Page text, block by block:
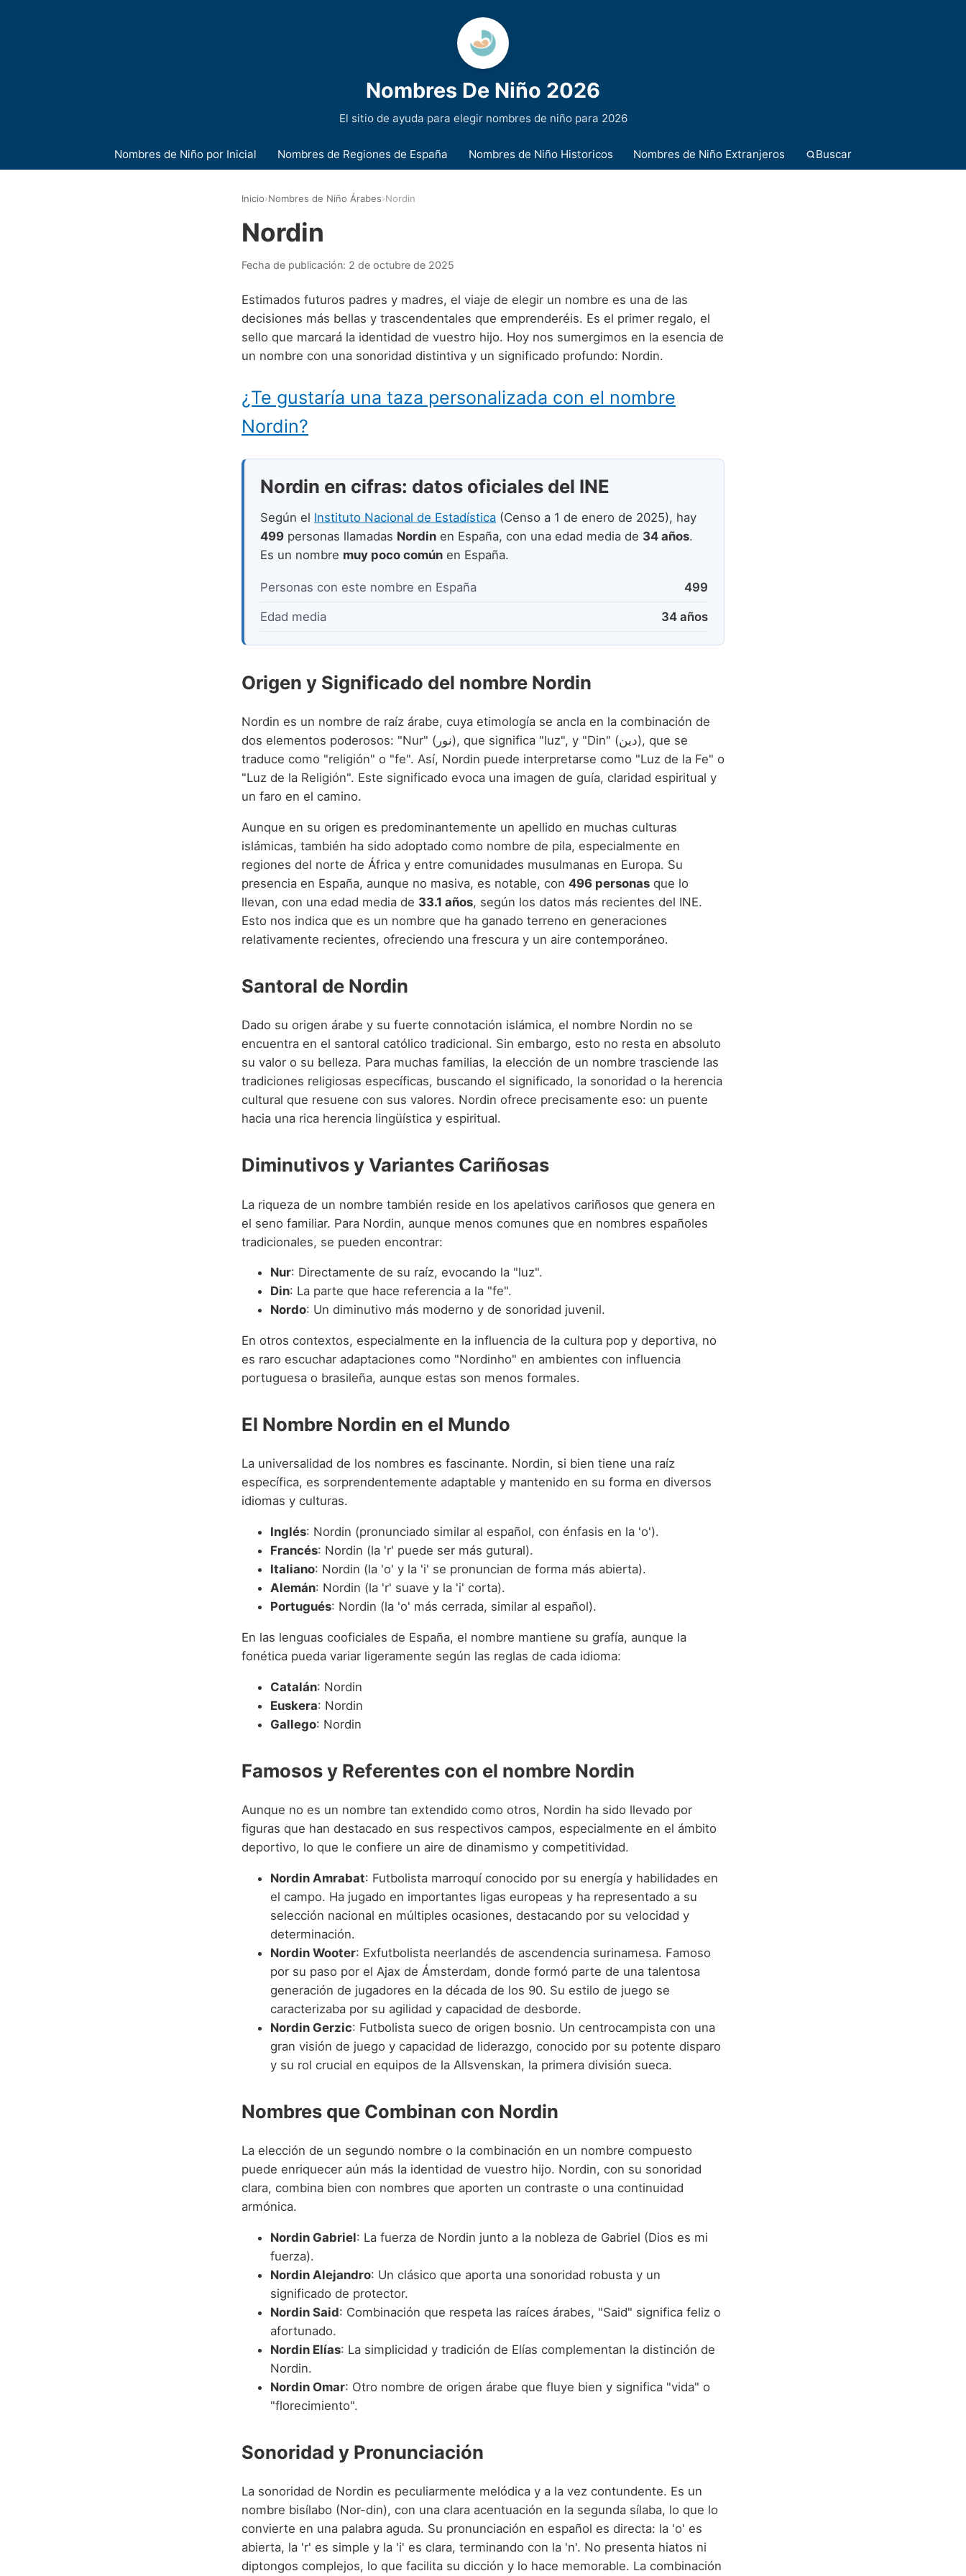
Nombres De Niño 2026
El sitio de ayuda para elegir nombres de niño para 2026
Nombres de Niño por Inicial Nombres de Regiones de España Nombres de Niño Historicos Nombres de Niño Extranjeros Buscar
Inicio›Nombres de Niño Árabes›Nordin
Nordin
Fecha de publicación: 2 de octubre de 2025
Estimados futuros padres y madres, el viaje de elegir un nombre es una de las
decisiones más bellas y trascendentales que emprenderéis. Es el primer regalo, el
sello que marcará la identidad de vuestro hijo. Hoy nos sumergimos en la esencia de
un nombre con una sonoridad distintiva y un significado profundo: Nordin.
¿Te gustaría una taza personalizada con el nombre
Nordin?
Nordin en cifras: datos oficiales del INE
Según el Instituto Nacional de Estadística (Censo a 1 de enero de 2025), hay
499 personas llamadas Nordin en España, con una edad media de 34 años.
Es un nombre muy poco común en España.
Personas con este nombre en España 499
Edad media 34 años
Origen y Significado del nombre Nordin
Nordin es un nombre de raíz árabe, cuya etimología se ancla en la combinación de
dos elementos poderosos: "Nur" (نور), que significa "luz", y "Din" (دين), que se
traduce como "religión" o "fe". Así, Nordin puede interpretarse como "Luz de la Fe" o
"Luz de la Religión". Este significado evoca una imagen de guía, claridad espiritual y
un faro en el camino.
Aunque en su origen es predominantemente un apellido en muchas culturas
islámicas, también ha sido adoptado como nombre de pila, especialmente en
regiones del norte de África y entre comunidades musulmanas en Europa. Su
presencia en España, aunque no masiva, es notable, con 496 personas que lo
llevan, con una edad media de 33.1 años, según los datos más recientes del INE.
Esto nos indica que es un nombre que ha ganado terreno en generaciones
relativamente recientes, ofreciendo una frescura y un aire contemporáneo.
Santoral de Nordin
Dado su origen árabe y su fuerte connotación islámica, el nombre Nordin no se
encuentra en el santoral católico tradicional. Sin embargo, esto no resta en absoluto
su valor o su belleza. Para muchas familias, la elección de un nombre trasciende las
tradiciones religiosas específicas, buscando el significado, la sonoridad o la herencia
cultural que resuene con sus valores. Nordin ofrece precisamente eso: un puente
hacia una rica herencia lingüística y espiritual.
Diminutivos y Variantes Cariñosas
La riqueza de un nombre también reside en los apelativos cariñosos que genera en
el seno familiar. Para Nordin, aunque menos comunes que en nombres españoles
tradicionales, se pueden encontrar:
Nur: Directamente de su raíz, evocando la "luz".
Din: La parte que hace referencia a la "fe".
Nordo: Un diminutivo más moderno y de sonoridad juvenil.
En otros contextos, especialmente en la influencia de la cultura pop y deportiva, no
es raro escuchar adaptaciones como "Nordinho" en ambientes con influencia
portuguesa o brasileña, aunque estas son menos formales.
El Nombre Nordin en el Mundo
La universalidad de los nombres es fascinante. Nordin, si bien tiene una raíz
específica, es sorprendentemente adaptable y mantenido en su forma en diversos
idiomas y culturas.
Inglés: Nordin (pronunciado similar al español, con énfasis en la 'o').
Francés: Nordin (la 'r' puede ser más gutural).
Italiano: Nordin (la 'o' y la 'i' se pronuncian de forma más abierta).
Alemán: Nordin (la 'r' suave y la 'i' corta).
Portugués: Nordin (la 'o' más cerrada, similar al español).
En las lenguas cooficiales de España, el nombre mantiene su grafía, aunque la
fonética pueda variar ligeramente según las reglas de cada idioma:
Catalán: Nordin
Euskera: Nordin
Gallego: Nordin
Famosos y Referentes con el nombre Nordin
Aunque no es un nombre tan extendido como otros, Nordin ha sido llevado por
figuras que han destacado en sus respectivos campos, especialmente en el ámbito
deportivo, lo que le confiere un aire de dinamismo y competitividad.
Nordin Amrabat: Futbolista marroquí conocido por su energía y habilidades en
el campo. Ha jugado en importantes ligas europeas y ha representado a su
selección nacional en múltiples ocasiones, destacando por su velocidad y
determinación.
Nordin Wooter: Exfutbolista neerlandés de ascendencia surinamesa. Famoso
por su paso por el Ajax de Ámsterdam, donde formó parte de una talentosa
generación de jugadores en la década de los 90. Su estilo de juego se
caracterizaba por su agilidad y capacidad de desborde.
Nordin Gerzic: Futbolista sueco de origen bosnio. Un centrocampista con una
gran visión de juego y capacidad de liderazgo, conocido por su potente disparo
y su rol crucial en equipos de la Allsvenskan, la primera división sueca.
Nombres que Combinan con Nordin
La elección de un segundo nombre o la combinación en un nombre compuesto
puede enriquecer aún más la identidad de vuestro hijo. Nordin, con su sonoridad
clara, combina bien con nombres que aporten un contraste o una continuidad
armónica.
Nordin Gabriel: La fuerza de Nordin junto a la nobleza de Gabriel (Dios es mi
fuerza).
Nordin Alejandro: Un clásico que aporta una sonoridad robusta y un
significado de protector.
Nordin Said: Combinación que respeta las raíces árabes, "Said" significa feliz o
afortunado.
Nordin Elías: La simplicidad y tradición de Elías complementan la distinción de
Nordin.
Nordin Omar: Otro nombre de origen árabe que fluye bien y significa "vida" o
"florecimiento".
Sonoridad y Pronunciación
La sonoridad de Nordin es peculiarmente melódica y a la vez contundente. Es un
nombre bisílabo (Nor-din), con una clara acentuación en la segunda sílaba, lo que lo
convierte en una palabra aguda. Su pronunciación en español es directa: la 'o' es
abierta, la 'r' es simple y la 'i' es clara, terminando con la 'n'. No presenta hiatos ni
diptongos complejos, lo que facilita su dicción y lo hace memorable. La combinación